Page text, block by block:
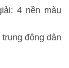
4 nền màu
đông dân